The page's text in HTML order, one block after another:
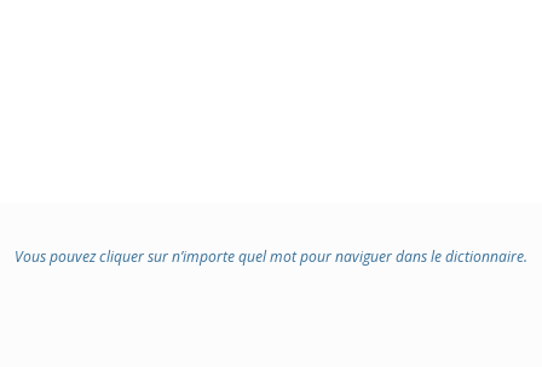
Vous pouvez cliquer sur n’importe quel mot pour naviguer dans le dictionnaire.